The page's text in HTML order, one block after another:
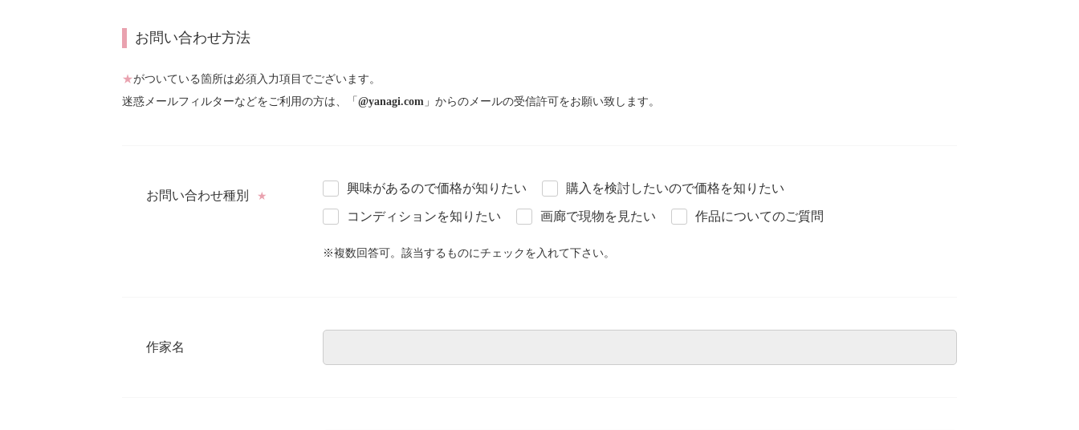
お問い合わせ方法
★がついている箇所は必須入力項目でございます。
迷惑メールフィルターなどをご利用の方は、「 @yanagi.com 」からのメールの受信許可をお願い致します。
お問い合わせ種別 ★
興味があるので価格が知りたい 購入を検討したいので価格を知りたい
コンディションを知りたい 画廊で現物を見たい 作品についてのご質問
※複数回答可。該当するものにチェックを入れて下さい。
作家名